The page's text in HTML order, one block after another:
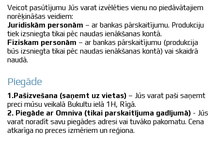
Veicot pasūtījumu Jūs varat izvēlēties vienu no piedāvātajiem
norēķināšas veidiem:
Juridiskām personām – ar bankas pārskaitījumu. Produkciju
tiek izsniegta tikai pēc naudas ienākšanas kontā.
Fiziskam personām – ar bankas pārskaitījumu (produkcija
būs izsniegta tikai pēc naudas ienākšanas kontā) vai skaidrā
naudā.
Piegāde
1.Pašizvešana (saņemt uz vietas) – Jūs varat paši saņemt
preci mūsu veikalā Bukultu ielā 1H, Rīgā.
2. Piegāde ar Omniva (tikai parskaitījuma gadījumā) - Jūs
varat noradīt savu piegādes adresi vai tuvāko pakomatu. Cena
atkarīga no preces izmēriem un reģiona.